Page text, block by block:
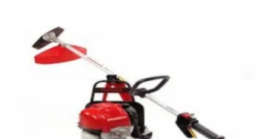
Lihat Detail